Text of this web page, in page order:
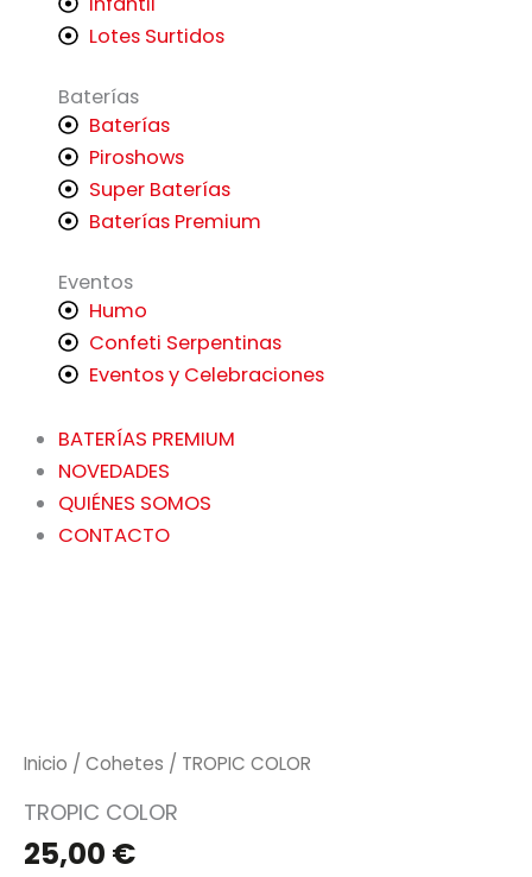
Lotes Surtidos
Baterías
Baterías
Piroshows
Super Baterías
Baterías Premium
Eventos
Humo
Confeti Serpentinas
Eventos y Celebraciones
BATERÍAS PREMIUM
NOVEDADES
QUIÉNES SOMOS
CONTACTO
Inicio / Cohetes / TROPIC COLOR
TROPIC COLOR
25,00 €